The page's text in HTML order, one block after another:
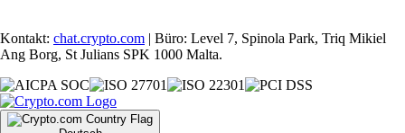
Kontakt: chat.crypto.com | Büro: Level 7, Spinola Park, Triq Mikiel
Ang Borg, St Julians SPK 1000 Malta.